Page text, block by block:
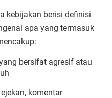
kebijakan berisi definisi
apa yang termasuk
bersifat agresif atau
komentar